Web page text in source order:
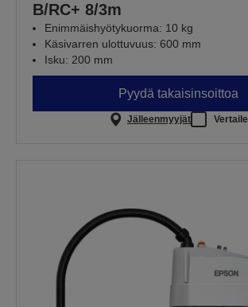
B/RC+ 8/3m
Enimmäishyötykuorma: 10 kg
Käsivarren ulottuvuus: 600 mm
Isku: 200 mm
Pyydä takaisinsoittoa
Jälleenmyyjät Vertaile